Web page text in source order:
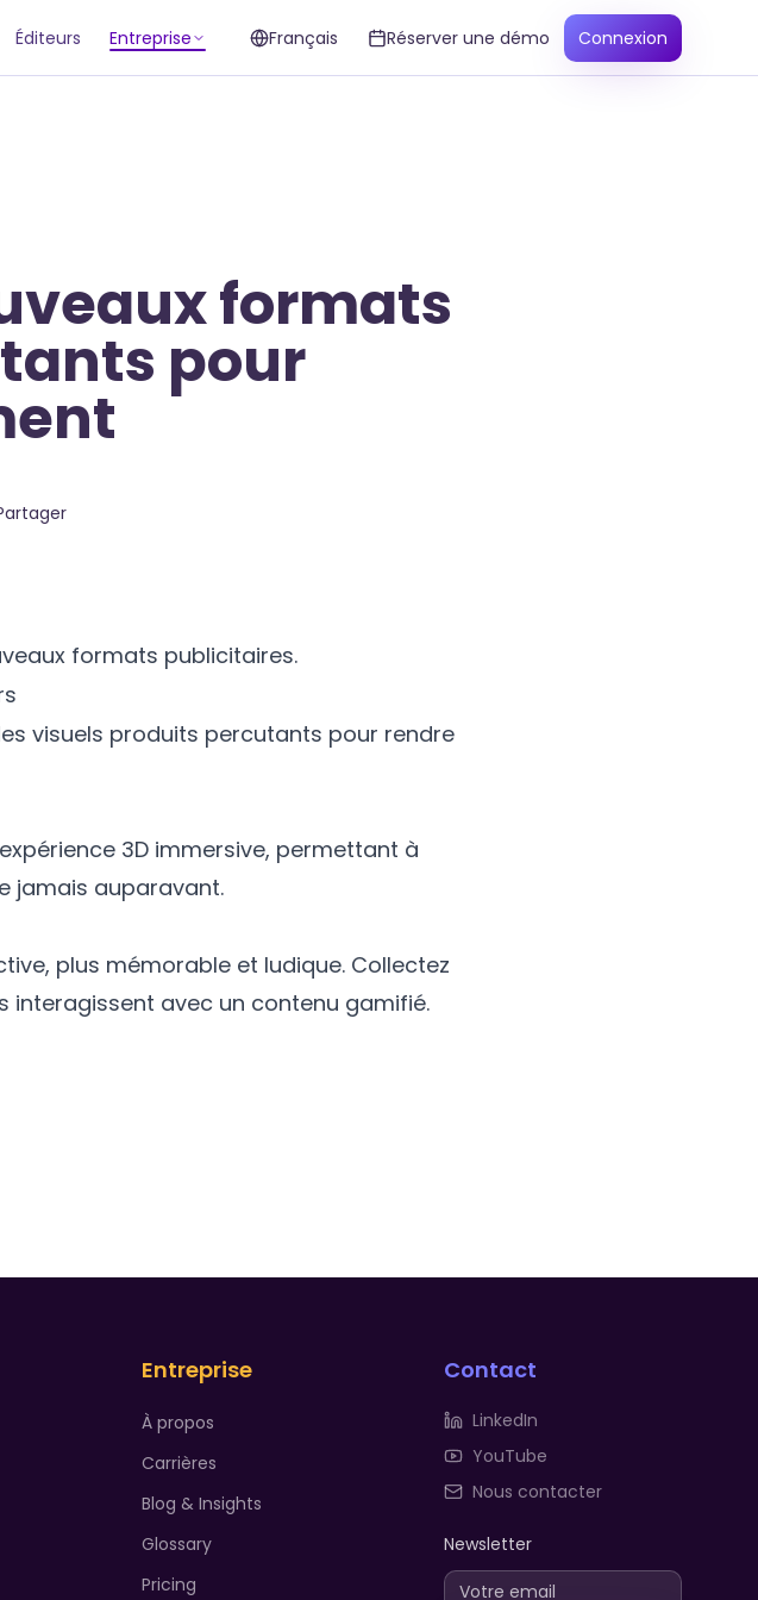
Éditeurs Entreprise Français Réserver une démo Connexion
formats
pour
formats publicitaires.
visuels produits percutants pour rendre
3D immersive, permettant à
jamais auparavant.
plus mémorable et ludique. Collectez
interagissent avec un contenu gamifié.
Entreprise
À propos
Carrières
Blog & Insights
Glossary
Pricing
Contact
LinkedIn
YouTube
Nous contacter
Newsletter